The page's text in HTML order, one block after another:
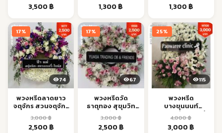
Original
was:
4,500 ฿.
3,500฿Current
is:
3,500 ฿.
Original
was:
1,500 ฿.
1,300฿
is:
1,300 ฿.
Original
was:
1,500 ฿.
1,300฿Current
is:
1,300 ฿.
17%
74
พวงหรีดลาดยาว
จตุจักร สวนจตุจักร
ส่งด่วน
3,000฿
Original
2,500฿Current
17%
67
พวงหรีดวัด
ธาตุทอง สุขุมวิท
BTS เอกมัย ส่งด่วน
3,000฿
Original
2,500฿Current
25%
115
พวงหรีด
บางขุนนนท์
บางกอกน้อย ส่งถึง
วัดทันงาน
4,000฿
Original
3,000฿